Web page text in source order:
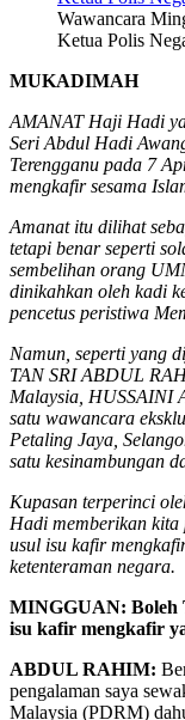
Wawancara
Ketua Polis
MUKADIMAH
AMANAT Haji Hadi
Seri Abdul Hadi
Terengganu pada 7
mengkafir sesama
Amanat itu dilihat
tetapi benar seperti
sembelihan orang
dinikahkan oleh kadi
pencetus peristiwa
Namun, seperti yang
TAN SRI ABDUL
Malaysia, HUSSAINI
satu wawancara
Petaling Jaya,
satu kesinambungan
Kupasan terperinci
Hadi memberikan kita
usul isu kafir
ketenteraman negara.
MINGGUAN: Boleh
isu kafir mengkafir
ABDUL RAHIM:
pengalaman saya
Malaysia (PDRM)